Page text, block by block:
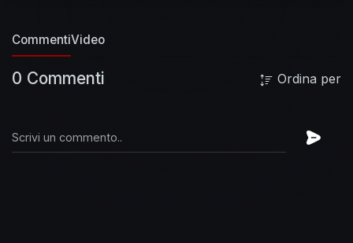
CommentiVideo
0 Commenti Ordina per